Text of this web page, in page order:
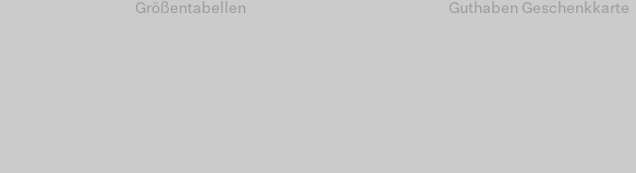
Größentabellen Guthaben Geschenkkarte